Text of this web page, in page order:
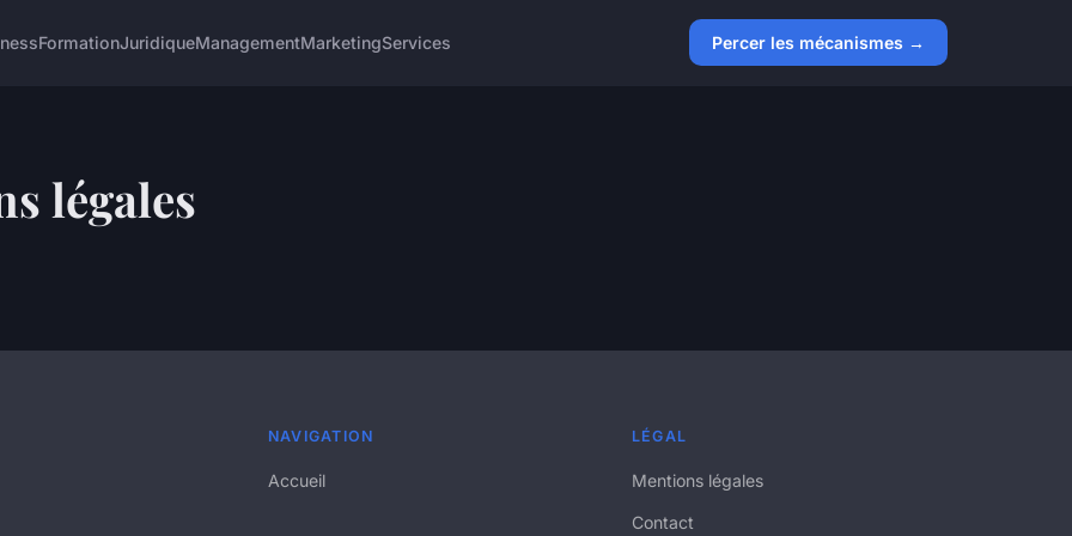
FormationJuridiqueManagementMarketingServices Percer les mécanismes →
légales
NAVIGATION
Accueil
LÉGAL
Mentions légales
Contact